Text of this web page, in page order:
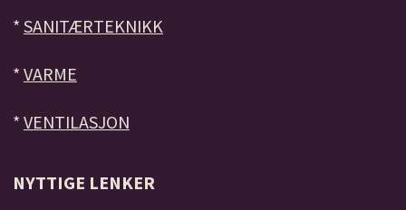
* SANITÆRTEKNIKK
* VARME
* VENTILASJON
NYTTIGE LENKER